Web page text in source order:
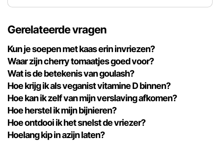
Gerelateerde vragen
Kun je soepen met kaas erin invriezen?
Waar zijn cherry tomaatjes goed voor?
Wat is de betekenis van goulash?
Hoe krijg ik als veganist vitamine D binnen?
Hoe kan ik zelf van mijn verslaving afkomen?
Hoe herstel ik mijn bijnieren?
Hoe ontdooi ik het snelst de vriezer?
Hoelang kip in azijn laten?